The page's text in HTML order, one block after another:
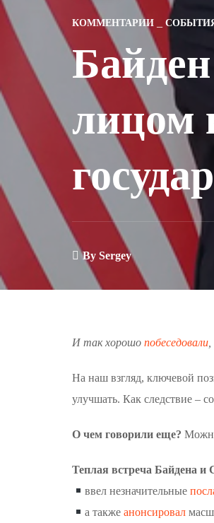
КОММЕНТАРИИ
лицом
By Sergey
И так хорошо побеседовали
На наш взгляд, ключевой
улучшать. Как следствие –
О чем говорили еще?
Теплая встреча Байдена и
ввел незначительные
а такжеанонсировал